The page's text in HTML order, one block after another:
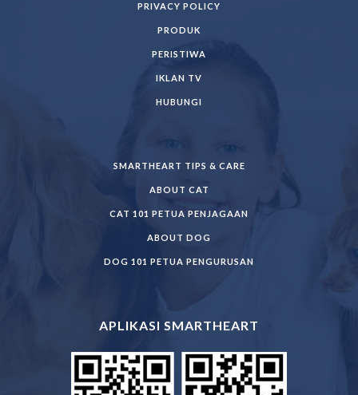
PRIVACY POLICY
PRODUK
PERISTIWA
IKLAN TV
HUBUNGI
SMARTHEART TIPS & CARE
ABOUT CAT
CAT 101 PETUA PENJAGAAN
ABOUT DOG
DOG 101 PETUA PENGURUSAN
APLIKASI SMARTHEART